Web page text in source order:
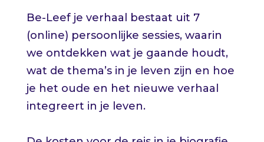
Be-Leef je verhaal bestaat uit 7
(online) persoonlijke sessies, waarin
we ontdekken wat je gaande houdt,
wat de thema’s in je leven zijn en hoe
je het oude en het nieuwe verhaal
integreert in je leven.